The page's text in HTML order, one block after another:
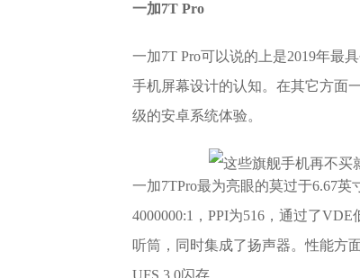
一加7T Pro
一加7T Pro可以说的上是2019年最
手机屏幕设计的认知。在其它方面
级的安卓系统体验。
一加7TPro最为亮眼的莫过于6.67
4000000:1，PPI为516，通过了
听筒，同时集成了扬声器。性能方
UFS 3.0闪存。